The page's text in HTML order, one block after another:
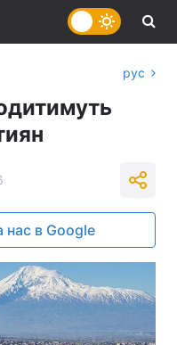
рус
нас в Google